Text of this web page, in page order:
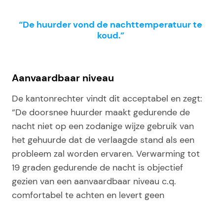
“De huurder vond de nachttemperatuur te
koud.”
Aanvaardbaar niveau
De kantonrechter vindt dit acceptabel en zegt:
“De doorsnee huurder maakt gedurende de
nacht niet op een zodanige wijze gebruik van
het gehuurde dat de verlaagde stand als een
probleem zal worden ervaren. Verwarming tot
19 graden gedurende de nacht is objectief
gezien van een aanvaardbaar niveau c.q.
comfortabel te achten en levert geen